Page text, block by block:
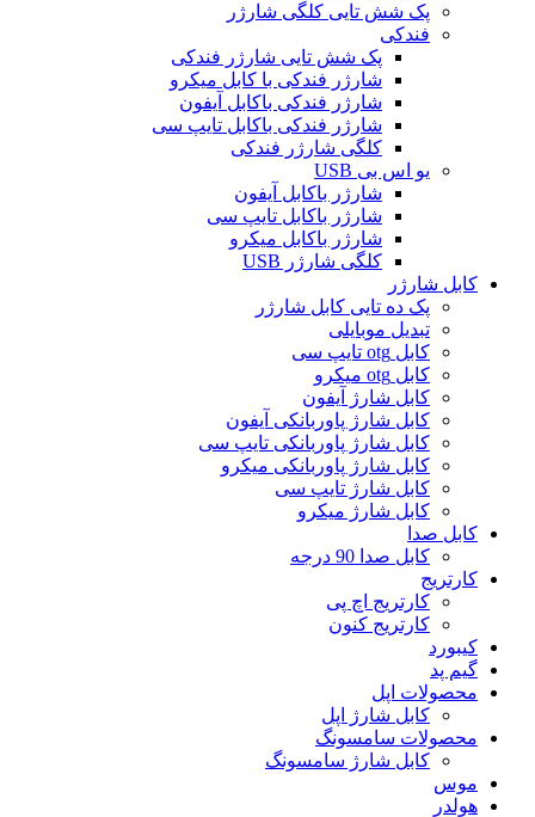
پک شش تایی کلگی شارژر
فندکی
پک شش تایی شارژر فندکی
شارژر فندکی با کابل میکرو
شارژر فندکی باکابل آیفون
شارژر فندکی باکابل تایپ سی
کلگی شارژر فندکی
یو اس بی USB
شارژر باکابل آیفون
شارژر باکابل تایپ سی
شارژر باکابل میکرو
کلگی شارژر USB
کابل شارژر
پک ده تایی کابل شارژر
تبدیل موبایلی
کابل otg تایپ سی
کابل otg میکرو
کابل شارژ آیفون
کابل شارژ پاوربانکی آیفون
کابل شارژ پاوربانکی تایپ سی
کابل شارژ پاوربانکی میکرو
کابل شارژ تایپ سی
کابل شارژ میکرو
کابل صدا
کابل صدا 90 درجه
کارتریج
کارتریج اچ پی
کارتریج کنون
کیبورد
گیم پد
محصولات اپل
کابل شارژ اپل
محصولات سامسونگ
کابل شارژ سامسونگ
موس
هولدر